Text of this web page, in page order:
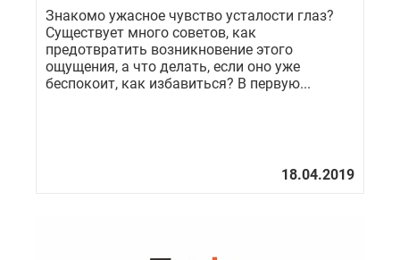
Знакомо ужасное чувство усталости глаз?
Существует много советов, как
предотвратить возникновение этого
ощущения, а что делать, если оно уже
беспокоит, как избавиться? В первую...